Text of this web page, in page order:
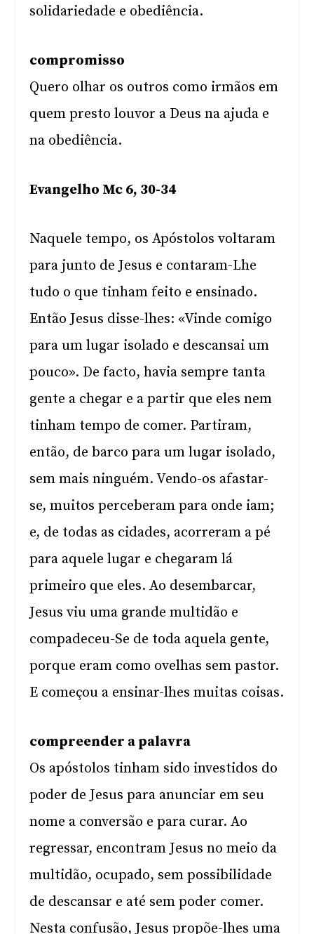
solidariedade e obediência.
compromisso
Quero olhar os outros como irmãos em
quem presto louvor a Deus na ajuda e
na obediência.
Evangelho Mc 6, 30-34
Naquele tempo, os Apóstolos voltaram
para junto de Jesus e contaram-Lhe
tudo o que tinham feito e ensinado.
Então Jesus disse-lhes: «Vinde comigo
para um lugar isolado e descansai um
pouco». De facto, havia sempre tanta
gente a chegar e a partir que eles nem
tinham tempo de comer. Partiram,
então, de barco para um lugar isolado,
sem mais ninguém. Vendo-os afastar-
se, muitos perceberam para onde iam;
e, de todas as cidades, acorreram a pé
para aquele lugar e chegaram lá
primeiro que eles. Ao desembarcar,
Jesus viu uma grande multidão e
compadeceu-Se de toda aquela gente,
porque eram como ovelhas sem pastor.
E começou a ensinar-lhes muitas coisas.
compreender a palavra
Os apóstolos tinham sido investidos do
poder de Jesus para anunciar em seu
nome a conversão e para curar. Ao
regressar, encontram Jesus no meio da
multidão, ocupado, sem possibilidade
de descansar e até sem poder comer.
Nesta confusão, Jesus propõe-lhes uma